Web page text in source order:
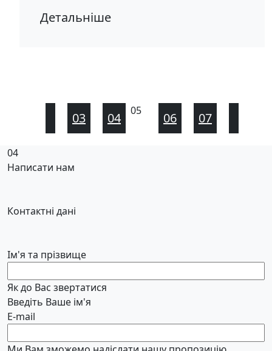
Детальніше
03 04 05 06 07
04
Написати нам
Контактні дані
Ім'я та прізвище
Як до Вас звертатися
Введіть Ваше ім'я
E-mail